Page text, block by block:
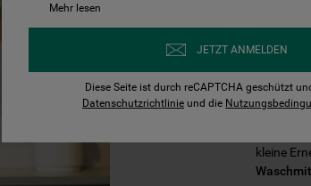
Mit der
kleine
Mehr lesen
JETZT ANMELDEN
Diese Seite ist durch reCAPTCHA geschützt
Datenschutzrichtlinie und die